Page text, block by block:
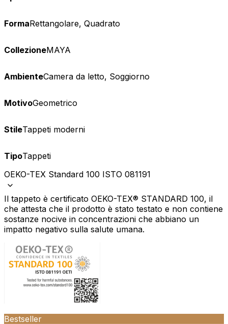
FormaRettangolare, Quadrato
CollezioneMAYA
AmbienteCamera da letto, Soggiorno
MotivoGeometrico
StileTappeti moderni
TipoTappeti
OEKO-TEX Standard 100 ISTO 081191
Il tappeto è certificato OEKO-TEX® STANDARD 100, il
che attesta che il prodotto è stato testato e non contiene
sostanze nocive in concentrazioni che abbiano un
impatto negativo sulla salute umana.
Bestseller